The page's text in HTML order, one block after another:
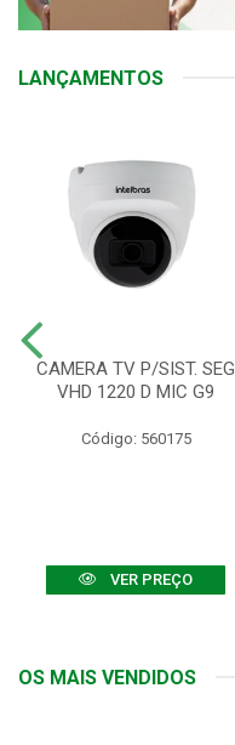
LANÇAMENTOS
CAMERA TV P/SIST. SEG
VHD 1220 D MIC G9
Código: 560175
VER PREÇO
OS MAIS VENDIDOS